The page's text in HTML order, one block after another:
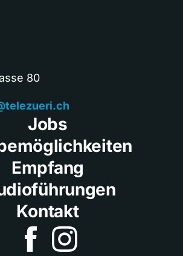
80
Jobs
Empfang
Kontakt